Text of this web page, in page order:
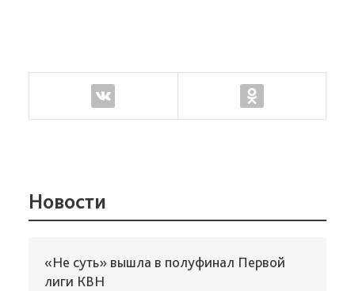
Новости
«Не суть» вышла в полуфинал Первой
лиги КВН